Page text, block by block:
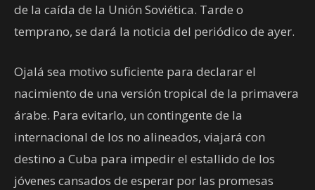
de la caída de la Unión Soviética. Tarde o
temprano, se dará la noticia del periódico de ayer.
Ojalá sea motivo suficiente para declarar el
nacimiento de una versión tropical de la primavera
árabe. Para evitarlo, un contingente de la
internacional de los no alineados, viajará con
destino a Cuba para impedir el estallido de los
jóvenes cansados de esperar por las promesas